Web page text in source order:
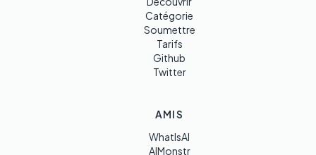
Catégorie
Soumettre
Tarifs
Github
Twitter
AMIS
WhatIsAI
AIMonstr